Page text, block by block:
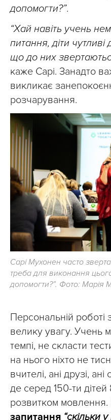
допомогти?”.
“Хай навіть учень
питання, діти
що до них
каже Сарі. Занадто
викликає
розчарування.
Сарі Мухонен часто
треба для виконання
допомогти?”. Фото: Марія
Персональній роботі
велику увагу. Учень
темпі, не скласти
на нього ніхто не
вчителі, ані друзі,
де серед 150-ти
розвитком мовлення.
запитання “скільки